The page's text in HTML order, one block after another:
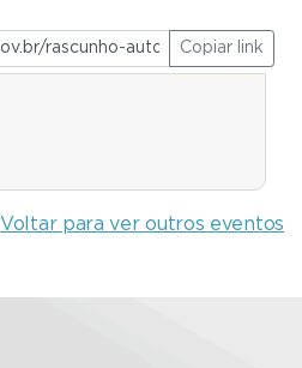
Copiar link
Voltar para ver outros eventos